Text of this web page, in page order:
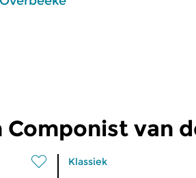
van
Klassiek